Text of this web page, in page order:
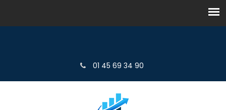
01 45 69 34 90